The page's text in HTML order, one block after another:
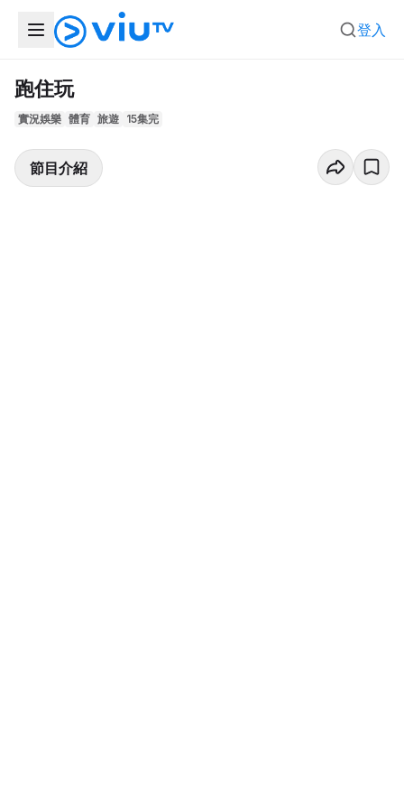
登入
跑住玩
實況娛樂 體育 旅遊 15集完
節目介紹